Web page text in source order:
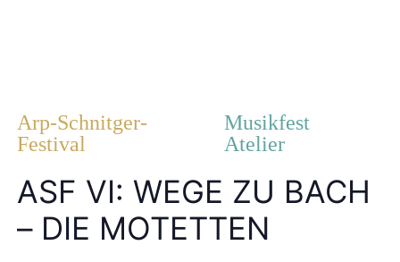
Arp-Schnitger-
Festival
Musikfest
Atelier
ASF VI: WEGE ZU BACH
– DIE MOTETTEN